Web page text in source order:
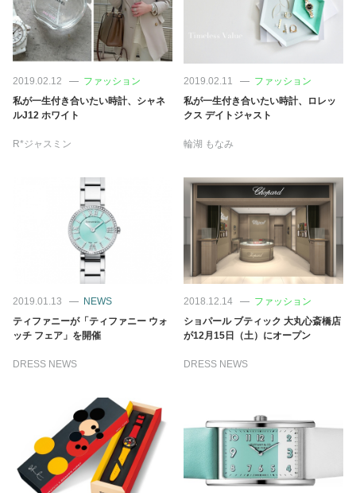
2019.02.12
ファッション
私が一生付き合いたい時計、シャネ
ルJ12 ホワイト
R*ジャスミン
2019.02.11
ファッション
私が一生付き合いたい時計、ロレッ
クス デイトジャスト
輪湖 もなみ
2019.01.13
NEWS
ティファニーが「ティファニー ウォ
ッチ フェア」を開催
DRESS NEWS
2018.12.14
ファッション
ショパール ブティック 大丸心斎橋店
が12月15日（土）にオープン
DRESS NEWS